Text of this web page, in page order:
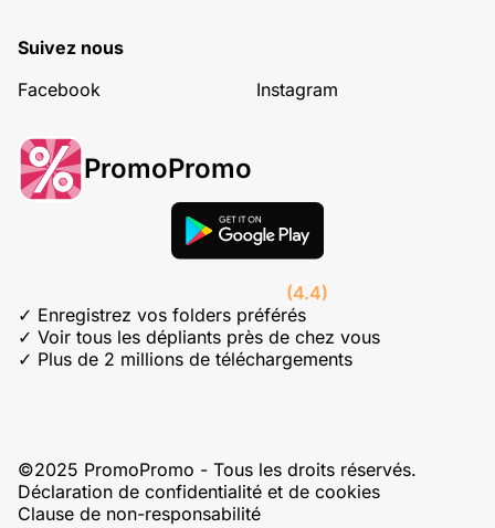
Suivez nous
Facebook
Instagram
PromoPromo
(4.4)
✓ Enregistrez vos folders préférés
✓ Voir tous les dépliants près de chez vous
✓ Plus de 2 millions de téléchargements
©2025 PromoPromo - Tous les droits réservés.
Déclaration de confidentialité et de cookies
Clause de non-responsabilité